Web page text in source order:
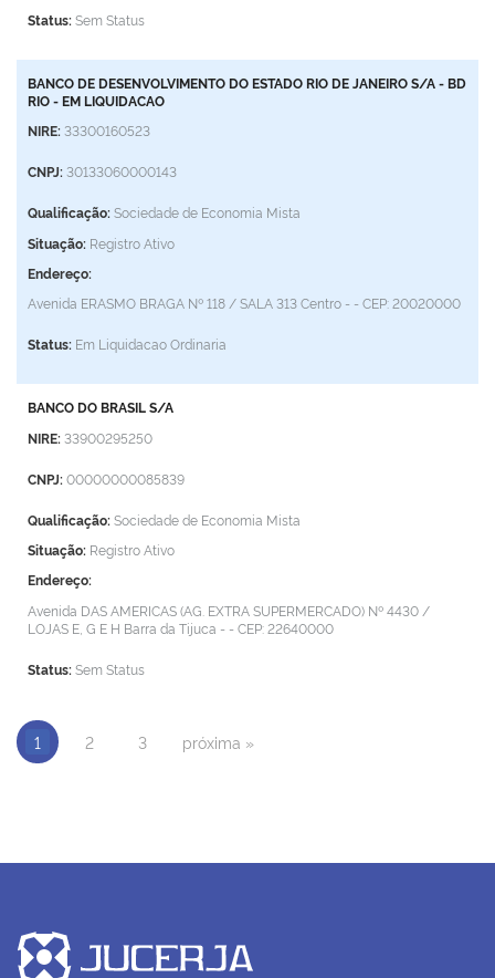
Status:Sem Status
BANCO DE DESENVOLVIMENTO DO ESTADO RIO DE JANEIRO S/A - BD
RIO - EM LIQUIDACAO
NIRE:33300160523
CNPJ:30133060000143
Qualificação:Sociedade de Economia Mista
Situação: Registro Ativo
Endereço:
Avenida ERASMO BRAGA Nº 118 / SALA 313Centro - -CEP: 20020000
Status: Em Liquidacao Ordinaria
BANCO DO BRASIL S/A
NIRE:33900295250
CNPJ:00000000085839
Qualificação:Sociedade de Economia Mista
Situação: Registro Ativo
Endereço:
Avenida DAS AMERICAS (AG. EXTRA SUPERMERCADO) Nº 4430 /
LOJAS E, G E H Barra da Tijuca - -CEP: 22640000
Status:Sem Status
1 2 3 próxima »